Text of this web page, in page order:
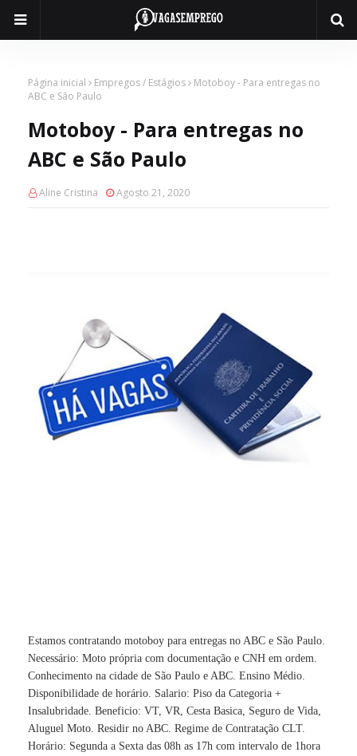
Página inicial Empregos / Estágios
Motoboy - Para entregas no
ABC e São Paulo
Motoboy - Para entregas no
ABC e São Paulo
Aline Cristina Agosto 21, 2020
Estamos contratando motoboy para entregas no ABC e São Paulo.
Necessário: Moto própria com documentação e CNH em ordem.
Conhecimento na cidade de São Paulo e ABC. Ensino Médio.
Disponibilidade de horário. Salario: Piso da Categoria +
Insalubridade. Beneficio: VT, VR, Cesta Basica, Seguro de Vida,
Aluguel Moto. Residir no ABC. Regime de Contratação CLT.
Horário: Segunda a Sexta das 08h as 17h com intervalo de 1hora